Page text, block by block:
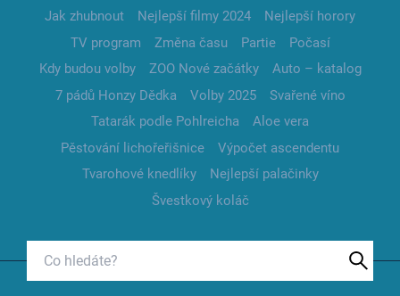
Jak zhubnout Nejlepší filmy 2024
Nejlepší horory
TV program
Změna času Partie
Počasí
Kdy budou volby
ZOO Nové začátky
Auto – katalog
7 pádů Honzy Dědka
Volby 2025
Svařené víno
Tatarák podle Pohlreicha
Aloe vera
Pěstování lichořeřišnice
Výpočet ascendentu
Tvarohové knedlíky
Nejlepší palačinky
Švestkový koláč